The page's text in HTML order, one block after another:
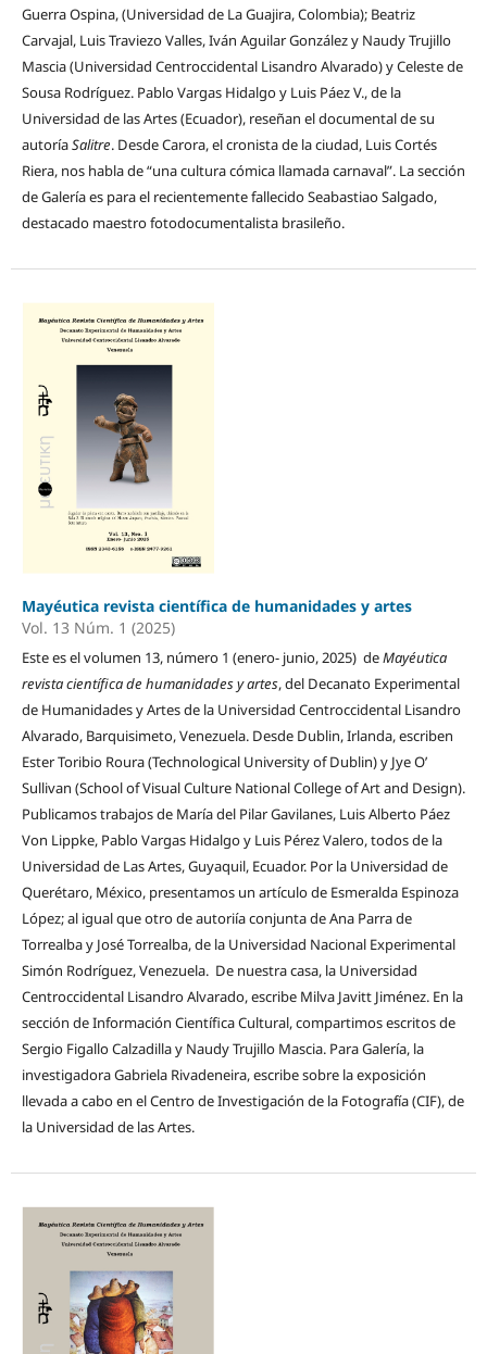
Guerra Ospina, (Universidad de La Guajira, Colombia); Beatriz
Carvajal, Luis Traviezo Valles, Iván Aguilar González y Naudy Trujillo
Mascia (Universidad Centroccidental Lisandro Alvarado) y Celeste de
Sousa Rodríguez. Pablo Vargas Hidalgo y Luis Páez V., de la
Universidad de las Artes (Ecuador), reseñan el documental de su
autoríaSalitre. Desde Carora, el cronista de la ciudad, Luis Cortés
Riera, nos habla de “una cultura cómica llamada carnaval”. La sección
de Galería es para el recientemente fallecido Seabastiao Salgado,
destacado maestro fotodocumentalista brasileño.
Mayéutica revista científica de humanidades y artes
Vol. 13 Núm. 1 (2025)
Este es el volumen 13, número 1 (enero- junio, 2025) deMayéutica
revista científica de humanidades y artes, del Decanato Experimental
de Humanidades y Artes de la Universidad Centroccidental Lisandro
Alvarado, Barquisimeto, Venezuela. Desde Dublin, Irlanda, escriben
Ester Toribio Roura (Technological University of Dublin) y Jye O’
Sullivan (School of Visual Culture National College of Art and Design).
Publicamos trabajos de María del Pilar Gavilanes, Luis Alberto Páez
Von Lippke, Pablo Vargas Hidalgo y Luis Pérez Valero, todos de la
Universidad de Las Artes, Guyaquil, Ecuador. Por la Universidad de
Querétaro, México, presentamos un artículo de Esmeralda Espinoza
López; al igual que otro de autoriía conjunta de Ana Parra de
Torrealba y José Torrealba, de la Universidad Nacional Experimental
Simón Rodríguez, Venezuela. De nuestra casa, la Universidad
Centroccidental Lisandro Alvarado, escribe Milva Javitt Jiménez. En la
sección de Información Científica Cultural, compartimos escritos de
Sergio Figallo Calzadilla y Naudy Trujillo Mascia. Para Galería, la
investigadora Gabriela Rivadeneira, escribe sobre la exposición
llevada a cabo en el Centro de Investigación de la Fotografía (CIF), de
la Universidad de las Artes.